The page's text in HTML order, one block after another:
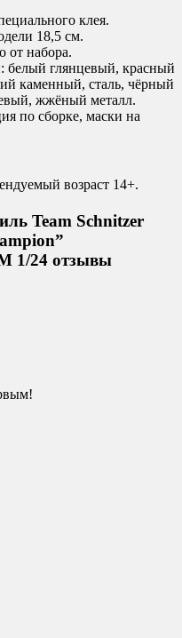
клея.
18,5 см.
от набора.
: белый глянцевый, красный
каменный, сталь, чёрный
жжёный металл.
по сборке, маски на
возраст 14+.
Team Schnitzer
1/24 отзывы